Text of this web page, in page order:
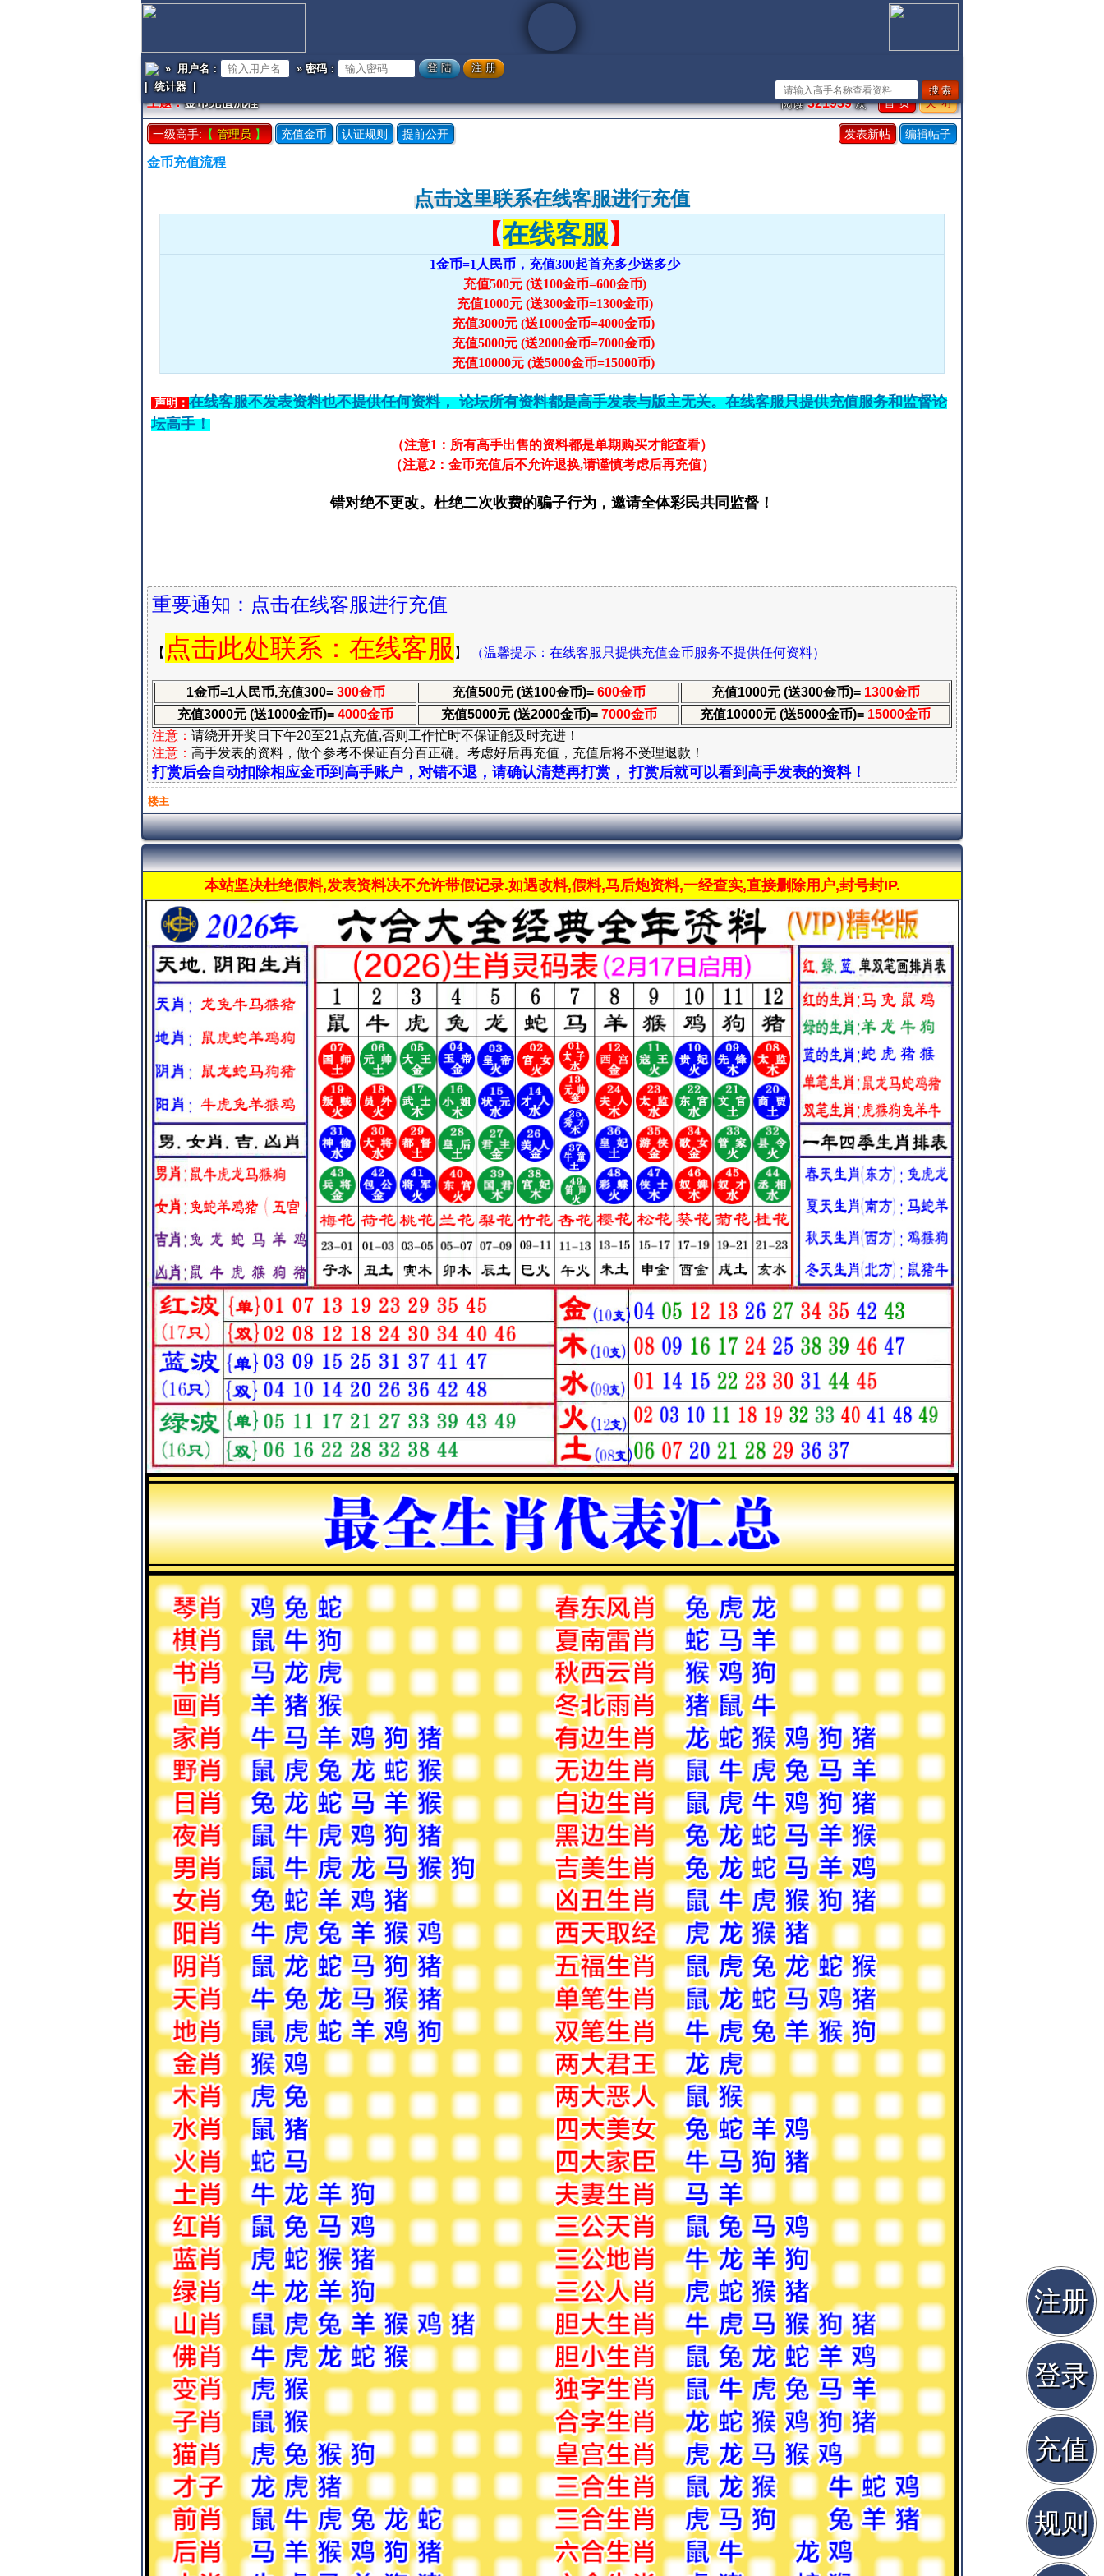
» 用户名：
» 密码：
|统计器|
注册
登录
充值
规则
主题：金币充值流程 阅读321939次 首 页 关 闭
一级高手:【管理员】 充值金币 认证规则 提前公开 发表新帖 编辑帖子
金币充值流程
点击这里联系在线客服进行充值
【在线客服】
1金币=1人民币，充值300起首充多少送多少
充值500元 (送100金币=600金币)
充值1000元 (送300金币=1300金币)
充值3000元 (送1000金币=4000金币)
充值5000元 (送2000金币=7000金币)
充值10000元 (送5000金币=15000币)
声明： 在线客服不发表资料也不提供任何资料， 论坛所有资料都是高手发表与版主无关。在线客服只提供充值服务和监督论
坛高手！
（注意1：所有高手出售的资料都是单期购买才能查看）
（注意2：金币充值后不允许退换,请谨慎考虑后再充值）
错对绝不更改。杜绝二次收费的骗子行为，邀请全体彩民共同监督！
重要通知：点击在线客服进行充值
【 点击此处联系 ：在线客服 】 （温馨提示：在线客服只提供充值金币服务不提供任何资料）
1金币=1人民币,充值300= 300金币 充值500元 (送100金币)= 600金币 充值1000元 (送300金币)= 1300金币
充值3000元 (送1000金币)= 4000金币 充值5000元 (送2000金币)= 7000金币 充值10000元 (送5000金币)= 15000金币
注意： 请绕开开奖日下午20至21点充值,否则工作忙时不保证能及时充进！
注意： 高手发表的资料，做个参考不保证百分百正确。考虑好后再充值，充值后将不受理退款！
打赏后会自动扣除相应金币到高手账户，对错不退，请确认清楚再打赏， 打赏后就可以看到高手发表的资料！
楼主
本站坚决杜绝假料,发表资料决不允许带假记录.如遇改料,假料,马后炮资料,一经查实,直接删除用户,封号封IP.